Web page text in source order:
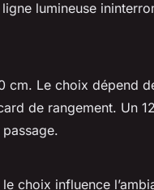
lumineuse
Le choix dépend
de rangement. Un
choix influence